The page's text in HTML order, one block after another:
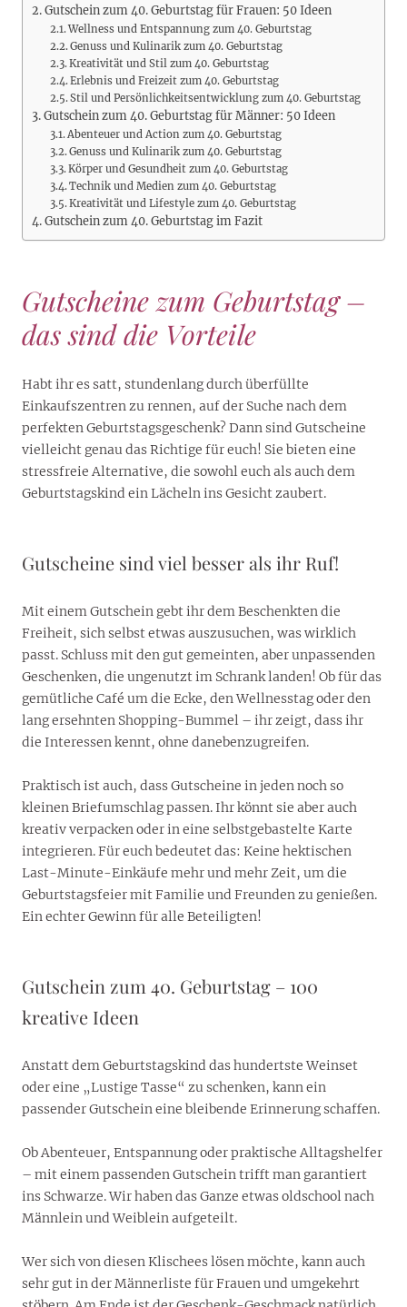
Gutschein zum 40. Geburtstag für Frauen: 50 Ideen
Wellness und Entspannung zum 40. Geburtstag
Genuss und Kulinarik zum 40. Geburtstag
Kreativität und Stil zum 40. Geburtstag
Erlebnis und Freizeit zum 40. Geburtstag
Stil und Persönlichkeitsentwicklung zum 40. Geburtstag
Gutschein zum 40. Geburtstag für Männer: 50 Ideen
Abenteuer und Action zum 40. Geburtstag
Genuss und Kulinarik zum 40. Geburtstag
Körper und Gesundheit zum 40. Geburtstag
Technik und Medien zum 40. Geburtstag
Kreativität und Lifestyle zum 40. Geburtstag
Gutschein zum 40. Geburtstag im Fazit
Gutscheine zum Geburtstag –
das sind die Vorteile
Habt ihr es satt, stundenlang durch überfüllte
Einkaufszentren zu rennen, auf der Suche nach dem
perfekten Geburtstagsgeschenk? Dann sind Gutscheine
vielleicht genau das Richtige für euch! Sie bieten eine
stressfreie Alternative, die sowohl euch als auch dem
Geburtstagskind ein Lächeln ins Gesicht zaubert.
Gutscheine sind viel besser als ihr Ruf!
Mit einem Gutschein gebt ihr dem Beschenkten die
Freiheit, sich selbst etwas auszusuchen, was wirklich
passt. Schluss mit den gut gemeinten, aber unpassenden
Geschenken, die ungenutzt im Schrank landen! Ob für das
gemütliche Café um die Ecke, den Wellnesstag oder den
lang ersehnten Shopping-Bummel – ihr zeigt, dass ihr
die Interessen kennt, ohne danebenzugreifen.
Praktisch ist auch, dass Gutscheine in jeden noch so
kleinen Briefumschlag passen. Ihr könnt sie aber auch
kreativ verpacken oder in eine selbstgebastelte Karte
integrieren. Für euch bedeutet das: Keine hektischen
Last-Minute-Einkäufe mehr und mehr Zeit, um die
Geburtstagsfeier mit Familie und Freunden zu genießen.
Ein echter Gewinn für alle Beteiligten!
Gutschein zum 40. Geburtstag – 100
kreative Ideen
Anstatt dem Geburtstagskind das hundertste Weinset
oder eine „Lustige Tasse“ zu schenken, kann ein
passender Gutschein eine bleibende Erinnerung schaffen.
Ob Abenteuer, Entspannung oder praktische Alltagshelfer
– mit einem passenden Gutschein trifft man garantiert
ins Schwarze. Wir haben das Ganze etwas oldschool nach
Männlein und Weiblein aufgeteilt.
Wer sich von diesen Klischees lösen möchte, kann auch
sehr gut in der Männerliste für Frauen und umgekehrt